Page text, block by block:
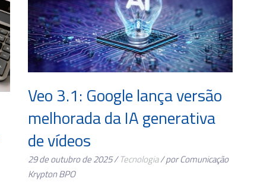
Veo 3.1: Google lança versão
melhorada da IA generativa
de vídeos
29 de outubro de 2025 /Tecnologia/ por Comunicação
Krypton BPO